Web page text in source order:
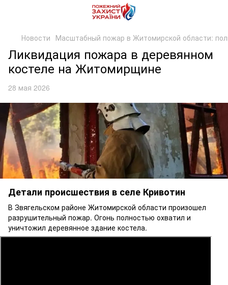
Новости Масштабный пожар в Житомирской области:
Ликвидация пожара в деревянном
костеле на Житомирщине
28 мая 2026
Детали происшествия в селе Кривотин
В Звягельском районе Житомирской области произошел
разрушительный пожар. Огонь полностью охватил и
уничтожил деревянное здание костела.